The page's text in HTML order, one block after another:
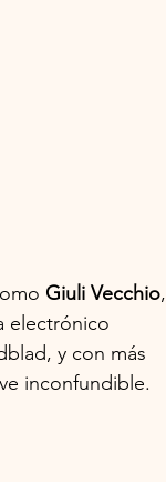
Giuli Vecchio,
electrónico
y con más
inconfundible.